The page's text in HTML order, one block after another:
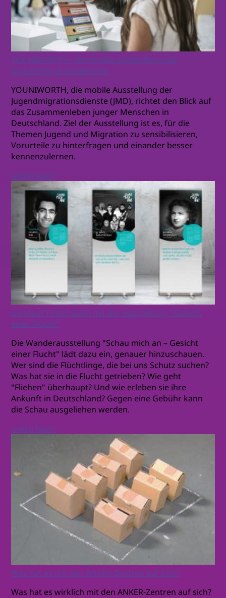
YOUNIWORTH – Die mobile Ausstellung der
Jugendmigrationsdienste
YOUNIWORTH, die mobile Ausstellung der
Jugendmigrationsdienste (JMD), richtet den Blick auf
das Zusammenleben junger Menschen in
Deutschland. Ziel der Ausstellung ist es, für die
Themen Jugend und Migration zu sensibilisieren,
Vorurteile zu hinterfragen und einander besser
kennenzulernen.
weiterlesen
Genauer hinschauen mit der Ausstellung "Gesicht
einer Flucht"
Die Wanderausstellung "Schau mich an – Gesicht
einer Flucht" lädt dazu ein, genauer hinzuschauen.
Wer sind die Flüchtlinge, die bei uns Schutz suchen?
Was hat sie in die Flucht getrieben? Wie geht
"Fliehen" überhaupt? Und wie erleben sie ihre
Ankunft in Deutschland? Gegen eine Gebühr kann
die Schau ausgeliehen werden.
weiterlesen
Was hat es mit den ANKER-Zentren auf sich?
Was hat es wirklich mit den ANKER-Zentren auf sich?